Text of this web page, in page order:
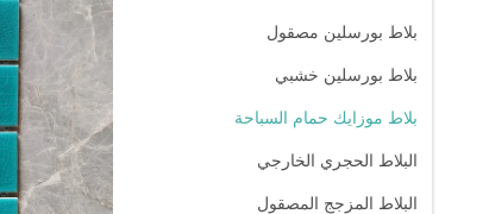
بلاط بورسلين مصقول
بلاط بورسلين خشبي
بلاط موزايك حمام السباحة
البلاط الحجري الخارجي
البلاط المزجج المصقول